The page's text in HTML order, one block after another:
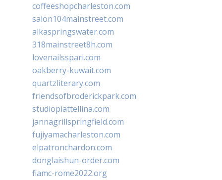
coffeeshopcharleston.com
salon104mainstreet.com
alkaspringswater.com
318mainstreet8h.com
lovenailsspari.com
oakberry-kuwait.com
quartzliterary.com
friendsofbroderickpark.com
studiopiattellina.com
jannagrillspringfield.com
fujiyamacharleston.com
elpatronchardon.com
donglaishun-order.com
fiamc-rome2022.org